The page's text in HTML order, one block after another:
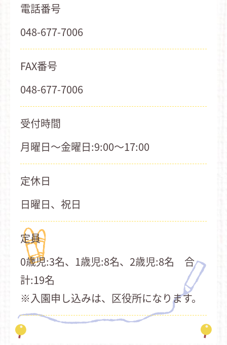
電話番号
048-677-7006
FAX番号
048-677-7006
受付時間
月曜日～金曜日:9:00～17:00
定休日
日曜日、祝日
定員
0歳児:3名、1歳児:8名、2歳児:8名 合
計:19名
※入園申し込みは、区役所になります。